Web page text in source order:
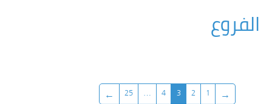
الفروع
1
2
3
4
…
25